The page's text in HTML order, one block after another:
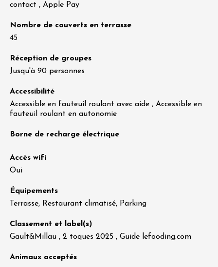
contact , Apple Pay
Nombre de couverts en terrasse
45
Réception de groupes
Jusqu'à 90 personnes
Accessibilité
Accessible en fauteuil roulant avec aide , Accessible en
fauteuil roulant en autonomie
Borne de recharge électrique
Accès wifi
Oui
Équipements
Terrasse, Restaurant climatisé, Parking
Classement et label(s)
Gault&Millau , 2 toques 2025 , Guide lefooding.com
Animaux acceptés